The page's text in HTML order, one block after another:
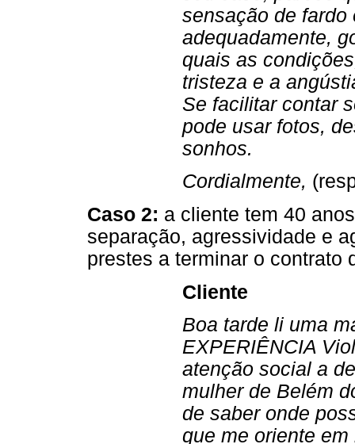
sensação de fardo
adequadamente,
quais as
tristeza e a
Se facilitar contar
pode usar fotos,
sonhos.
Cordialmente,
Caso 2: a cliente tem 40
separação, agressividade e
prestes a terminar o contrato
Cliente
Boa tarde li uma
EXPERIÊNCIA
atenção social a
mulher de Belém
de saber onde
que me oriente